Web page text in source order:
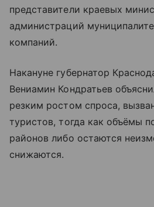
представители краевых
администраций
компаний.
Накануне губернатор
Вениамин Кондратьев
резким ростом спроса,
туристов, тогда как объёмы
районов либо остаются
снижаются.